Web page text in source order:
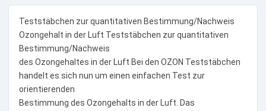
Teststäbchen zur quantitativen Bestimmung/Nachweis
Ozongehalt in der Luft Teststäbchen zur quantitativen
Bestimmung/Nachweis
des Ozongehaltes in der Luft Bei den OZON Teststäbchen
handelt es sich nun um einen einfachen Test zur
orientierenden
Bestimmung des Ozongehalts in der Luft. Das